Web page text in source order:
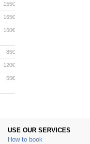
155€
165€
150€
85€
120€
55€
USE OUR SERVICES
How to book